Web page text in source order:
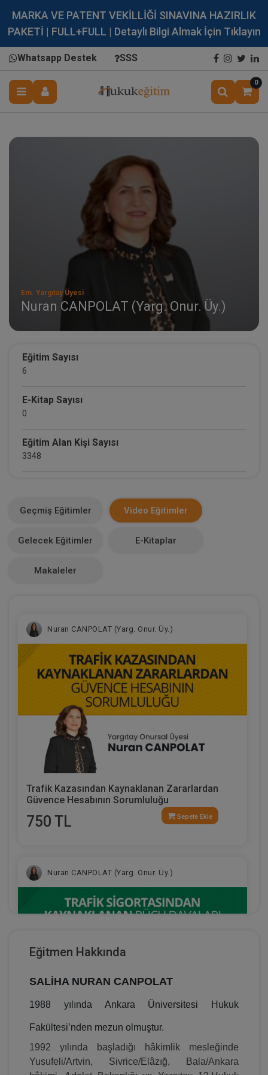
MARKA VE PATENT VEKİLLİĞİ SINAVINA HAZIRLIK
PAKETİ | FULL+FULL | Detaylı Bilgi Almak İçin Tıklayın
Whatsapp Destek SSS
0
Em. Yargıtay Üyesi
Nuran CANPOLAT (Yarg. Onur. Üy.)
Eğitim Sayısı
6
E-Kitap Sayısı
0
Eğitim Alan Kişi Sayısı
3348
0
Geçmiş Eğitimler Video Eğitimler
Gelecek Eğitimler E-Kitaplar
Makaleler
Nuran CANPOLAT (Yarg. Onur. Üy.)
Trafik Kazasından Kaynaklanan Zararlardan
Güvence Hesabının Sorumluluğu
750 TL Sepete Ekle
Nuran CANPOLAT (Yarg. Onur. Üy.)
Trafik Sigortasından Kaynaklanan Rücu Davaları
ve Trafik Sigortası Teminatı Dışında Kalan
Hususlar Video Eğitimi
750 TL Sepete Ekle
Eğitmen Hakkında
SALİHA NURAN CANPOLAT
1988 yılında Ankara Üniversitesi Hukuk
Fakültesi’nden mezun olmuştur.
1992 yılında başladığı hâkimlik mesleğinde
Yusufeli/Artvin, Sivrice/Elâzığ, Bala/Ankara